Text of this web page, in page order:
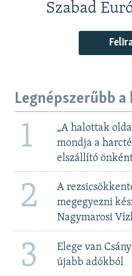
Szabad
Legnépszerűbb a
1
„A halottak
mondja a
elszállító
2
A
megegyezni
Nagymarosi
3
Elege van
újabb adókból